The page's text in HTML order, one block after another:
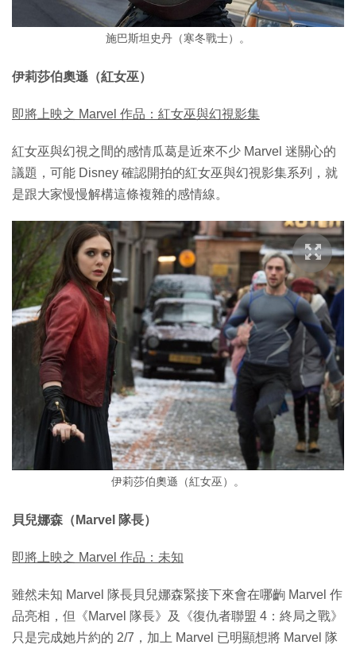
施巴斯坦史丹（寒冬戰士）。
伊莉莎伯奧遜（紅女巫）
即將上映之 Marvel 作品：紅女巫與幻視影集
紅女巫與幻視之間的感情瓜葛是近來不少 Marvel 迷關心的
議題，可能 Disney 確認開拍的紅女巫與幻視影集系列，就
是跟大家慢慢解構這條複雜的感情線。
伊莉莎伯奧遜（紅女巫）。
貝兒娜森（Marvel 隊長）
即將上映之 Marvel 作品：未知
雖然未知 Marvel 隊長貝兒娜森緊接下來會在哪齣 Marvel 作
品亮相，但《Marvel 隊長》及《復仇者聯盟 4：終局之戰》
只是完成她片約的 2/7，加上 Marvel 已明顯想將 Marvel 隊